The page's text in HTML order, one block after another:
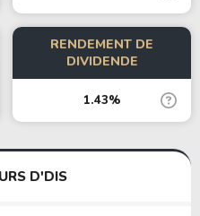
RENDEMENT DE
DIVIDENDE
1.43%
D'DIS